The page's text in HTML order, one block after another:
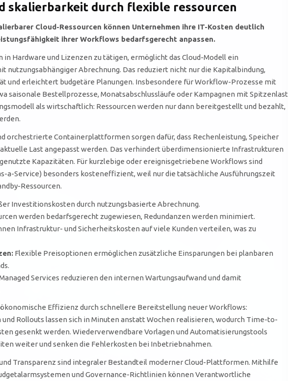
skalierbarkeit durch flexible ressourcen
Cloud-Ressourcen können Unternehmen ihre IT-Kosten deutlich
ihrer Workflows bedarfsgerecht anpassen.
Hardware und Lizenzen zu tätigen, ermöglicht das Cloud-Modell ein
nutzungsabhängiger Abrechnung. Das reduziert nicht nur die Kapitalbindung,
und erleichtert budgetäre Planungen. Insbesondere für Workflow-Prozesse mit
saisonale Bestellprozesse, Monatsabschlussläufe oder Kampagnen mit Spitzenlast
als wirtschaftlich: Ressourcen werden nur dann bereitgestellt und bezahlt,
orchestrierte Containerplattformen sorgen dafür, dass Rechenleistung, Speicher
Last angepasst werden. Das verhindert überdimensionierte Infrastrukturen
Kapazitäten. Für kurzlebige oder ereignisgetriebene Workflows sind
a-Service) besonders kosteneffizient, weil nur die tatsächliche Ausführungszeit
Ressourcen.
Investitionskosten durch nutzungsbasierte Abrechnung.
werden bedarfsgerecht zugewiesen, Redundanzen werden minimiert.
Infrastruktur- und Sicherheitskosten auf viele Kunden verteilen, was zu
Flexible Preisoptionen ermöglichen zusätzliche Einsparungen bei planbaren
Services reduzieren den internen Wartungsaufwand und damit
Effizienz durch schnellere Bereitstellung neuer Workflows:
Rollouts lassen sich in Minuten anstatt Wochen realisieren, wodurch Time-to-
gesenkt werden. Wiederverwendbare Vorlagen und Automatisierungstools
weiter und senken die Fehlerkosten bei Inbetriebnahmen.
Transparenz sind integraler Bestandteil moderner Cloud-Plattformen. Mithilfe
und Governance-Richtlinien können Verantwortliche